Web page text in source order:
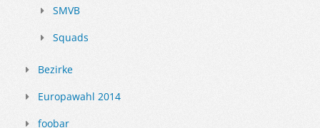
SMVB
Squads
Bezirke
Europawahl 2014
foobar